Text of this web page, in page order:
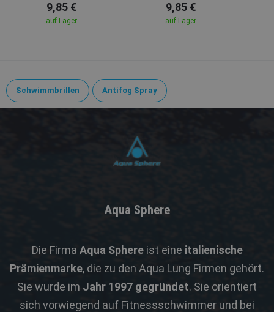
9,85 €
auf Lager
9,85 €
auf Lager
Schwimmbrillen Antifog Spray
Aqua Sphere
Die Firma Aqua Sphereist eine italienische
Prämienmarke, die zu den Aqua Lung Firmen gehört.
Sie wurde im Jahr 1997 gegründet. Sie orientiert
sich vorwiegend auf Fitnessschwimmer und bei